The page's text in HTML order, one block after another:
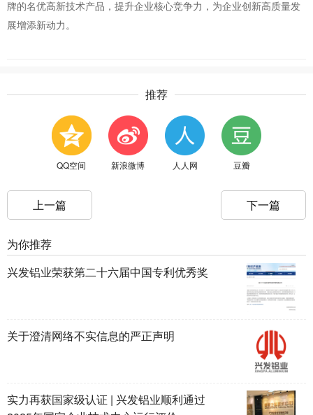
牌的名优高新技术产品，提升企业核心竞争力，为企业创新高质量发
展增添新动力。
推荐
QQ空间 新浪微博 人人网 豆瓣
上一篇 下一篇
为你推荐
兴发铝业荣获第二十六届中国专利优秀奖
关于澄清网络不实信息的严正声明
实力再获国家级认证 | 兴发铝业顺利通过